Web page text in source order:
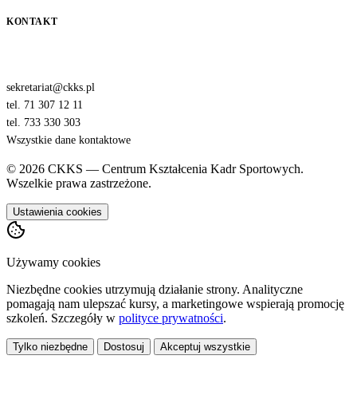
KONTAKT
sekretariat@ckks.pl
tel. 71 307 12 11
tel. 733 330 303
Wszystkie dane kontaktowe
© 2026 CKKS — Centrum Kształcenia Kadr Sportowych.
Wszelkie prawa zastrzeżone.
Ustawienia cookies
Używamy cookies
Niezbędne cookies utrzymują działanie strony. Analityczne
pomagają nam ulepszać kursy, a marketingowe wspierają promocję
szkoleń. Szczegóły w polityce prywatności.
Tylko niezbędne Dostosuj Akceptuj wszystkie